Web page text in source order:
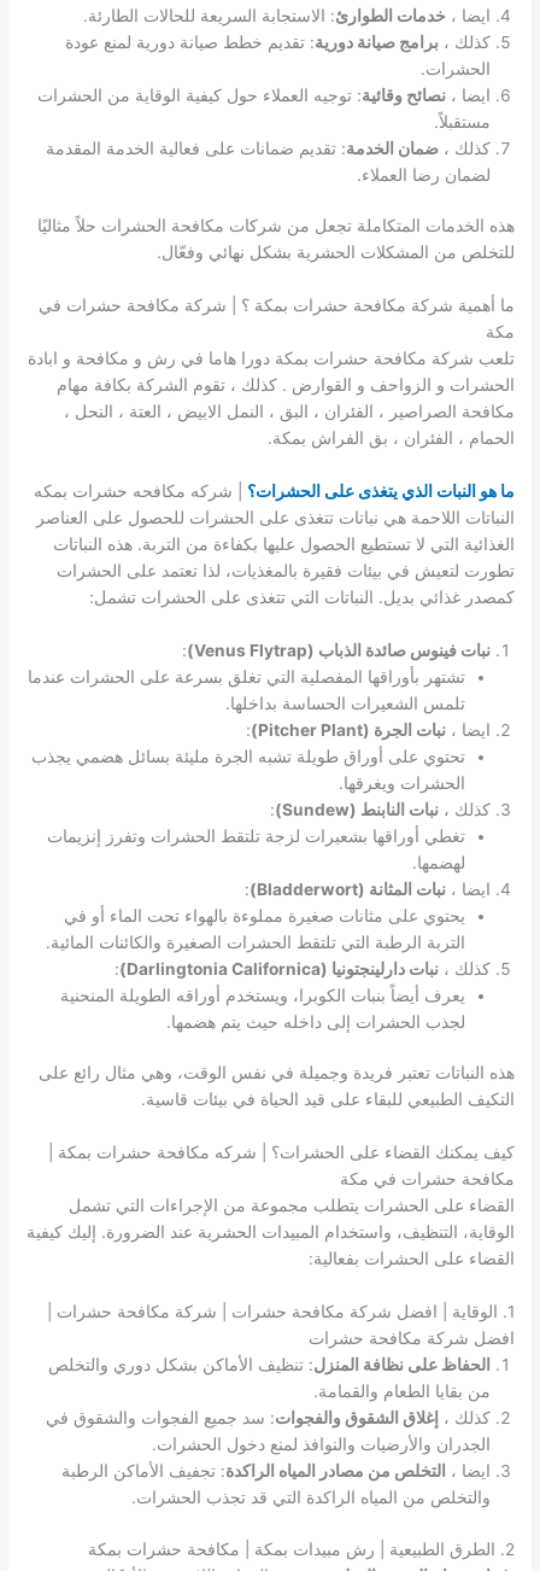
ايضا ، خدمات الطوارئ: الاستجابة السريعة للحالات الطارئة.
كذلك ،برامج صيانة دورية: تقديم خطط صيانة دورية لمنع عودة
الحشرات.
ايضا ،نصائح وقائية: توجيه العملاء حول كيفية الوقاية من الحشرات
مستقبلاً.
كذلك ،ضمان الخدمة: تقديم ضمانات على فعالية الخدمة المقدمة
لضمان رضا العملاء.
هذه الخدمات المتكاملة تجعل من شركات مكافحة الحشرات حلاً مثاليًا
للتخلص من المشكلات الحشرية بشكل نهائي وفعّال.
ما أهمية شركة مكافحة حشرات بمكة ؟ | شركة مكافحة حشرات في
مكة
تلعب شركة مكافحة حشرات بمكة دورا هاما في رش و مكافحة و ابادة
الحشرات و الزواحف و القوارض . كذلك ، تقوم الشركة بكافة مهام
مكافحة الصراصير ، الفئران ، البق ، النمل الابيض ، العتة ، النحل ،
الحمام ، الفئران ، بق الفراش بمكة.
ما هو النبات الذي يتغذى على الحشرات؟ | شركه مكافحه حشرات بمكه
النباتات اللاحمة هي نباتات تتغذى على الحشرات للحصول على العناصر
الغذائية التي لا تستطيع الحصول عليها بكفاءة من التربة. هذه النباتات
تطورت لتعيش في بيئات فقيرة بالمغذيات، لذا تعتمد على الحشرات
كمصدر غذائي بديل. النباتات التي تتغذى على الحشرات تشمل:
نبات فينوس صائدة الذباب (Venus Flytrap)
:
تشتهر بأوراقها المفصلية التي تغلق بسرعة على الحشرات عندما
تلمس الشعيرات الحساسة بداخلها.
ايضا ،نبات الجرة (Pitcher Plant)
:
تحتوي على أوراق طويلة تشبه الجرة مليئة بسائل هضمي يجذب
الحشرات ويغرقها.
كذلك ،نبات النابنط (Sundew)
:
تغطي أوراقها بشعيرات لزجة تلتقط الحشرات وتفرز إنزيمات
لهضمها.
ايضا ،نبات المثانة (Bladderwort)
:
يحتوي على مثانات صغيرة مملوءة بالهواء تحت الماء أو في
التربة الرطبة التي تلتقط الحشرات الصغيرة والكائنات المائية.
كذلك ،نبات دارلينجتونيا (Darlingtonia Californica)
:
يعرف أيضاً بنبات الكوبرا، ويستخدم أوراقه الطويلة المنحنية
لجذب الحشرات إلى داخله حيث يتم هضمها.
هذه النباتات تعتبر فريدة وجميلة في نفس الوقت، وهي مثال رائع على
التكيف الطبيعي للبقاء على قيد الحياة في بيئات قاسية.
كيف يمكنك القضاء على الحشرات؟ | شركه مكافحة حشرات بمكة |
مكافحة حشرات في مكة
القضاء على الحشرات يتطلب مجموعة من الإجراءات التي تشمل
الوقاية، التنظيف، واستخدام المبيدات الحشرية عند الضرورة. إليك كيفية
القضاء على الحشرات بفعالية:
1. الوقاية | افضل شركة مكافحة حشرات | شركة مكافحة حشرات |
افضل شركة مكافحة حشرات
الحفاظ على نظافة المنزل: تنظيف الأماكن بشكل دوري والتخلص
من بقايا الطعام والقمامة.
كذلك ، إغلاق الشقوق والفجوات: سد جميع الفجوات والشقوق في
الجدران والأرضيات والنوافذ لمنع دخول الحشرات.
ايضا ، التخلص من مصادر المياه الراكدة: تجفيف الأماكن الرطبة
والتخلص من المياه الراكدة التي قد تجذب الحشرات.
2. الطرق الطبيعية | رش مبيدات بمكة | مكافحة حشرات بمكة